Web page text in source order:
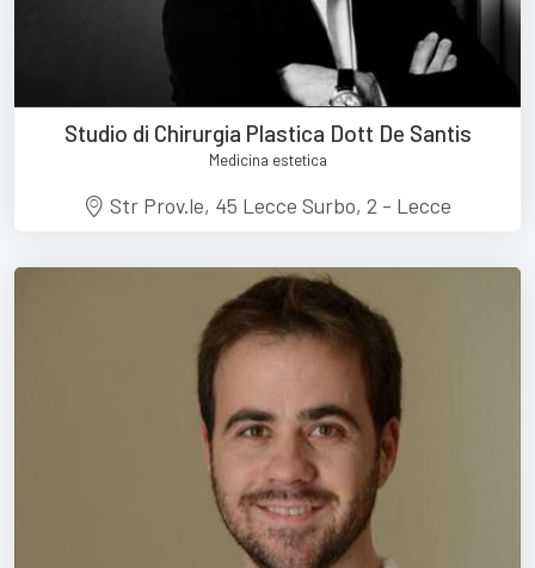
Studio di Chirurgia Plastica Dott De Santis
Medicina estetica
Str Prov.le, 45 Lecce Surbo, 2 - Lecce